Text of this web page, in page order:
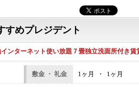
すめプレジデント
ンターネット使い放題７畳独立洗面所付き賃
敷金 ・ 礼金 1ヶ月 ・ 1ヶ月